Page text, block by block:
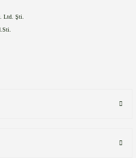
Ltd. Şti.